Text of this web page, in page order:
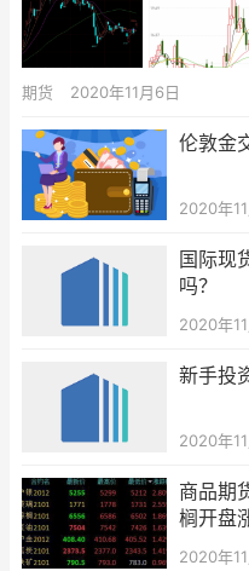
期货 2020年11月6日
伦敦金
2020年
国际现
吗？
2020年
新手投
2020年
商品期
榈开盘
2020年